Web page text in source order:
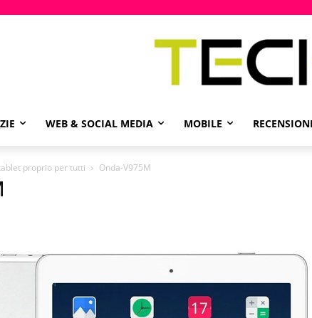
WEB & SOCIAL MEDIA MOBILE
proprio per tutti Onda-V975M